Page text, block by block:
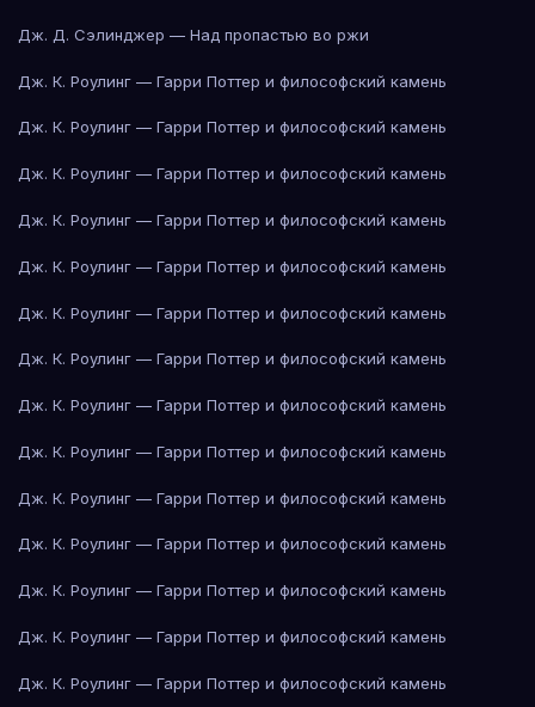
Дж. Д. Сэлинджер — Над пропастью во ржи
Дж. К. Роулинг — Гарри Поттер и философский камень
Дж. К. Роулинг — Гарри Поттер и философский камень
Дж. К. Роулинг — Гарри Поттер и философский камень
Дж. К. Роулинг — Гарри Поттер и философский камень
Дж. К. Роулинг — Гарри Поттер и философский камень
Дж. К. Роулинг — Гарри Поттер и философский камень
Дж. К. Роулинг — Гарри Поттер и философский камень
Дж. К. Роулинг — Гарри Поттер и философский камень
Дж. К. Роулинг — Гарри Поттер и философский камень
Дж. К. Роулинг — Гарри Поттер и философский камень
Дж. К. Роулинг — Гарри Поттер и философский камень
Дж. К. Роулинг — Гарри Поттер и философский камень
Дж. К. Роулинг — Гарри Поттер и философский камень
Дж. К. Роулинг — Гарри Поттер и философский камень